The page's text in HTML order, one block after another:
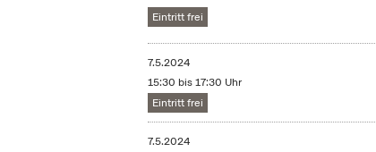
Eintritt frei
7.5.2024
15:30 bis 17:30 Uhr
Eintritt frei
7.5.2024